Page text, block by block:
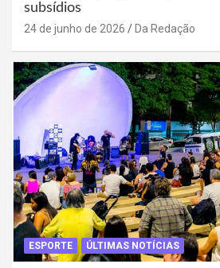
subsídios
24 de junho de 2026 Da Redação
ESPORTE ÚLTIMAS NOTÍCIAS